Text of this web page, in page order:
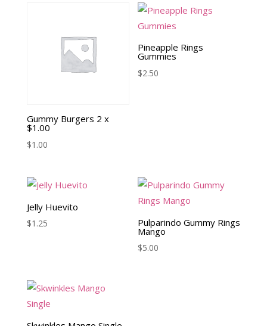
Gummy Burgers 2 x
$1.00
$1.00
Pineapple Rings
Gummies
$2.50
Jelly Huevito
$1.25 Pulparindo Gummy Rings
Mango
$5.00